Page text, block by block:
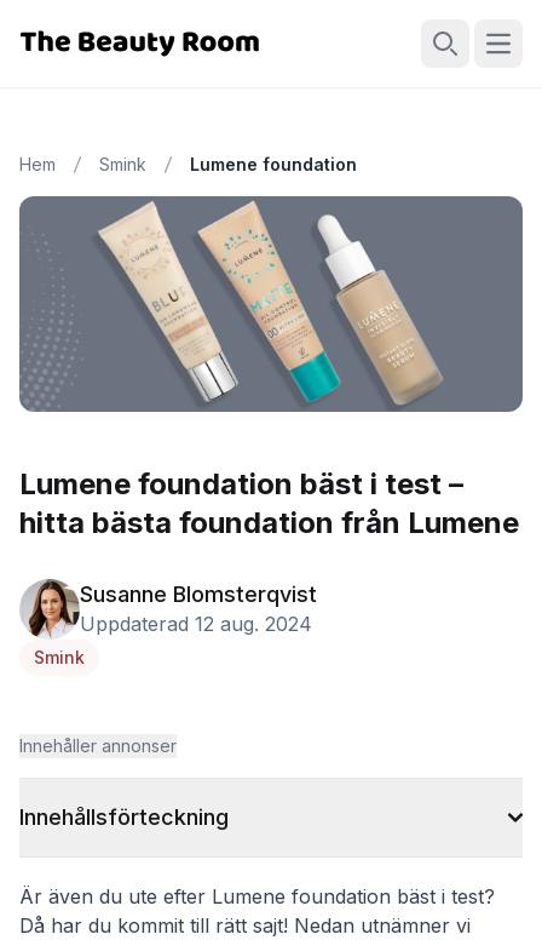
Hem Smink Lumene foundation
Lumene foundation bäst i test –
hitta bästa foundation från Lumene
Susanne Blomsterqvist
Uppdaterad 12 aug. 2024
Smink
Innehåller annonser
Innehållsförteckning
Är även du ute efter Lumene foundation bäst i test?
Då har du kommit till rätt sajt! Nedan utnämner vi